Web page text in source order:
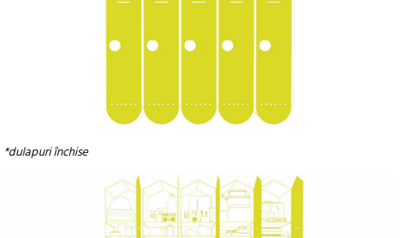
*dulapuri închise